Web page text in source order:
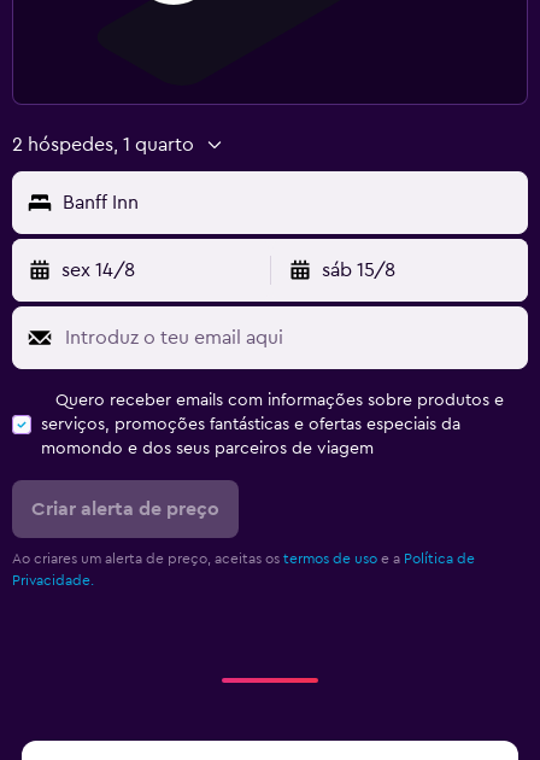
2 hóspedes, 1 quarto
Banff Inn
sex 14/8 sáb 15/8
Quero receber emails com informações sobre produtos e
serviços, promoções fantásticas e ofertas especiais da
momondo e dos seus parceiros de viagem
Criar alerta de preço
Ao criares um alerta de preço, aceitas os termos de uso e a Política de
Privacidade.